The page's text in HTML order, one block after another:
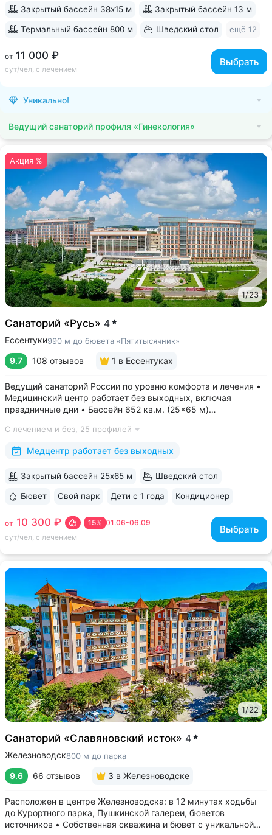
от 11 000 ₽
сут/чел, с лечением
Выбрать
Закрытый бассейн 38х15 м Закрытый бассейн 13 м
Термальный бассейн 800 м Шведский стол ещё 12
Уникально!
Ведущий санаторий профиля «Гинекология»
Акция %
1/23
Санаторий «Русь» 4
Ессентуки990 м до бювета «Пятитысячник»
9.7 108 отзывов 1 в Ессентуках
Ведущий санаторий России по уровню комфорта и лечения •
Медицинский центр работает без выходных, включая
праздничные дни • Бассейн 652 кв.м. (25×65 м)
Глубина от 30 до 180 см, есть отдельная детская зона. Рядом
расположены закрытая терраса...
С лечением и без, 25 профилей
Медцентр работает без выходных
01.06-06.09
15%
от 10 300 ₽
сут/чел, с лечением
Выбрать
Закрытый бассейн 25х65 м Шведский стол
Бювет Свой парк Дети с 1 года Кондиционер
ещё 6
1/22
Санаторий «Славяновский исток» 4
Железноводск800 м до парка
9.6 66 отзывов 3 в Железноводске
Расположен в центре Железноводска: в 12 минутах ходьбы
до Курортного парка, Пушкинской галереи, бюветов
источников • Собственная скважина и бювет с уникальной